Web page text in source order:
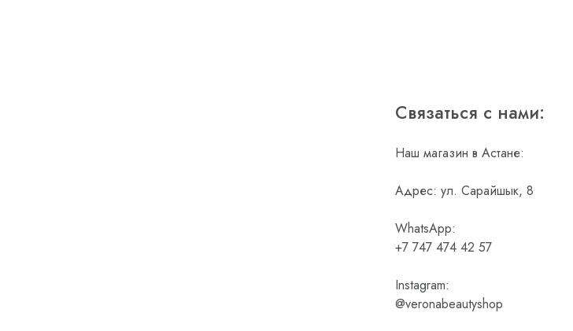
Связаться с нами:
Наш магазин в Астане:
Адрес: ул. Сарайшык, 8
WhatsApp:
+7 747 474 42 57
Instagram:
@veronabeautyshop